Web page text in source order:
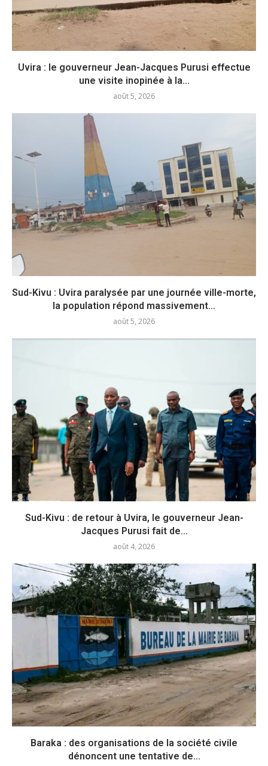
Uvira : le gouverneur Jean-Jacques Purusi effectue
une visite inopinée à la...
août 5, 2026
Sud-Kivu : Uvira paralysée par une journée ville-morte,
la population répond massivement...
août 5, 2026
Sud-Kivu : de retour à Uvira, le gouverneur Jean-
Jacques Purusi fait de...
août 4, 2026
Baraka : des organisations de la société civile
dénoncent une tentative de...